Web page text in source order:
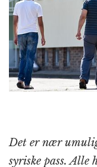
Det er nær
syriske pass. Alle